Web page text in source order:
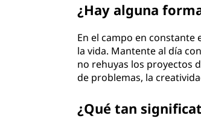
¿Hay alguna
En el campo en
la vida. Mantente al día
no rehuyas los proyectos
de problemas, la
¿Qué tan